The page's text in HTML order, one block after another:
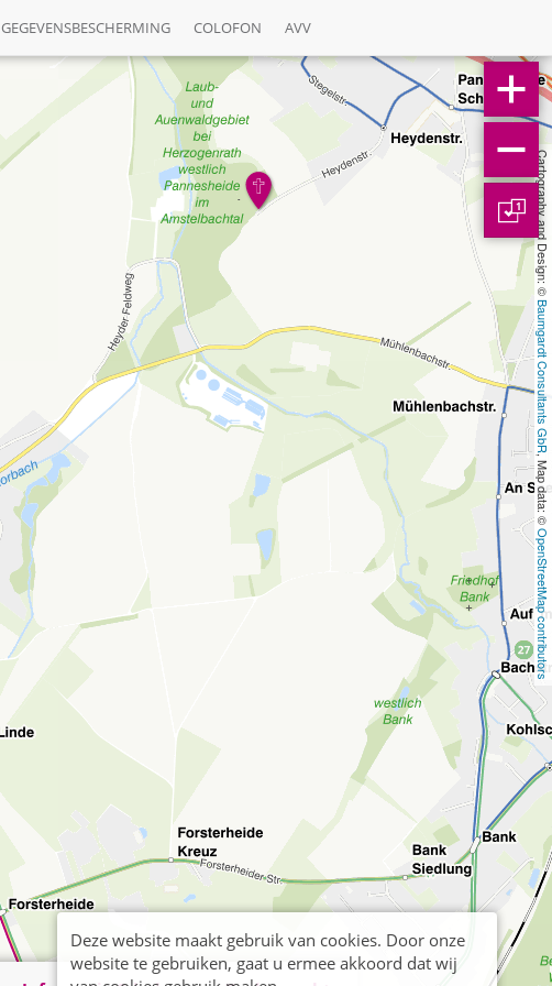
GEGEVENSBESCHERMING COLOFON AVV
Cartography and Design: ©
Baumgardt Consultants GbR
, Map data: ©
OpenStreetMap contributors
1
Deze website maakt gebruik van cookies. Door onze
website te gebruiken, gaat u ermee akkoord dat wij